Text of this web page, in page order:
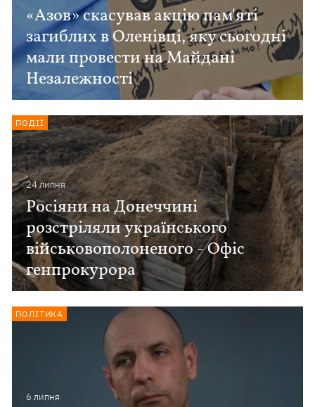
«Азов» скасував акцію пам'яті
загиблих в Оленівці, яку сьогодні
мали провести на Майдані
Незалежності
24 липня
Росіяни на Донеччині
розстріляли українського
військовополоненого - Офіс
генпрокурора
ПОДІЇ
6 липня
ПОЛІТИКА